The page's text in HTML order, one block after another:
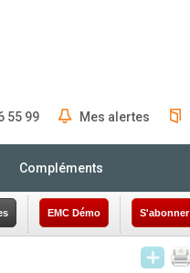
55 99 Mes alertes
Compléments
EMC Démo S'abonner